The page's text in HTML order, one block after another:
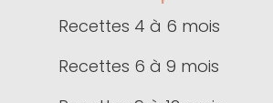
Recettes 4 à 6 mois
Recettes 6 à 9 mois